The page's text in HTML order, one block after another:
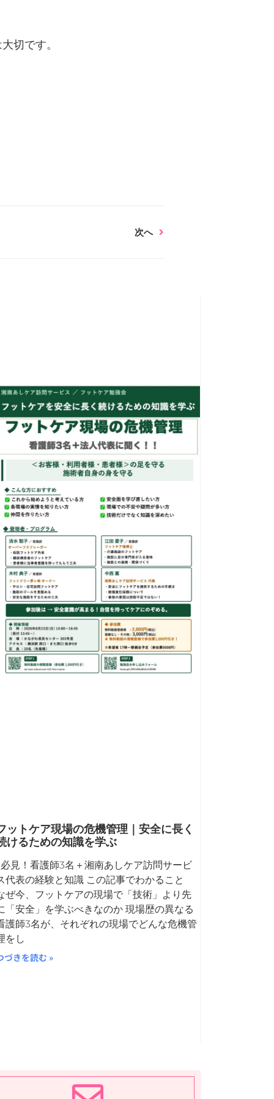
切です。
次へ
ットケア現場の危機管理｜安全に長く
けるための知識を学ぶ
必見！看護師3名＋湘南あしケア訪問サービ
代表の経験と知識 この記事でわかること
ぜ今、フットケアの現場で「技術」より先
「安全」を学ぶべきなのか 現場歴の異なる
護師3名が、それぞれの現場でどんな危機管
をし
づきを読む »